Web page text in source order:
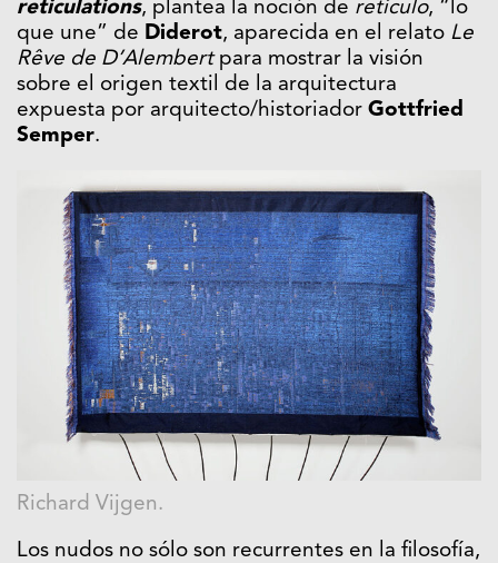
reticulations, plantea la noción de retículo, “lo
que une” de Diderot, aparecida en el relato Le
Rêve de D’Alembertpara mostrar la visión
sobre el origen textil de la arquitectura
expuesta por arquitecto/historiador Gottfried
Semper.
Richard Vijgen.
Los nudos no sólo son recurrentes en la filosofía,